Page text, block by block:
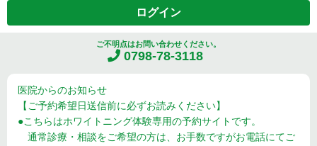
ご不明点はお問い合わせください。
0798-78-3118
ログイン
医院からのお知らせ
【ご予約希望日送信前に必ずお読みください】
●こちらはホワイトニング体験専用の予約サイトです。
通常診療・相談をご希望の方は、お手数ですがお電話にてご